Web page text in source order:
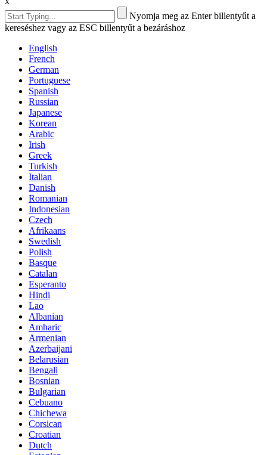
Nyomja meg az Enter billentyűt a
kereséshez vagy az ESC billentyűt a bezáráshoz
English
French
German
Portuguese
Spanish
Russian
Japanese
Korean
Arabic
Irish
Greek
Turkish
Italian
Danish
Romanian
Indonesian
Czech
Afrikaans
Swedish
Polish
Basque
Catalan
Esperanto
Hindi
Lao
Albanian
Amharic
Armenian
Azerbaijani
Belarusian
Bengali
Bosnian
Bulgarian
Cebuano
Chichewa
Corsican
Croatian
Dutch